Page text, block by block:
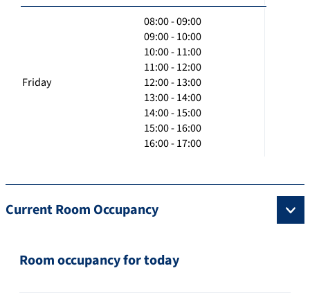
Friday
08:00 - 09:00
09:00 - 10:00
10:00 - 11:00
11:00 - 12:00
12:00 - 13:00
13:00 - 14:00
14:00 - 15:00
15:00 - 16:00
16:00 - 17:00
Current Room Occupancy
Room occupancy for today